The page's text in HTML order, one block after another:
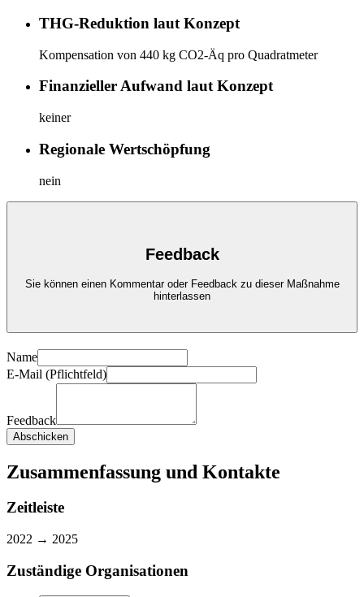
THG-Reduktion laut Konzept
Kompensation von 440 kg CO2-Äq pro Quadratmeter
Finanzieller Aufwand laut Konzept
keiner
Regionale Wertschöpfung
nein
Feedback
Sie können einen Kommentar oder Feedback zu dieser Maßnahme
hinterlassen
Name
E-Mail (Pflichtfeld)
Feedback
Abschicken
Zusammenfassung und Kontakte
Zeitleiste
2022 → 2025
Zuständige Organisationen